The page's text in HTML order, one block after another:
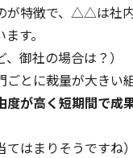
が特徴で、△△は社
す。
社の場合は？）
ごとに裁量が大きい
度が高く短期間で成
まりそうですね）